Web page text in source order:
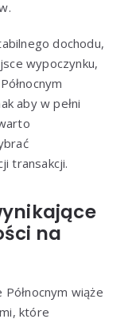
dochodu,
wypoczynku,
aby w pełni
transakcji.
na
wiąże
które